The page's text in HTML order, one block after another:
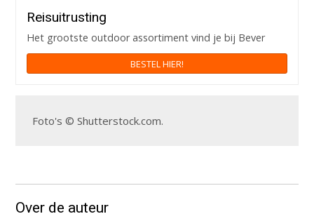
Reisuitrusting
Het grootste outdoor assortiment vind je bij Bever
BESTEL HIER!
Foto's © Shutterstock.com.
Over de auteur